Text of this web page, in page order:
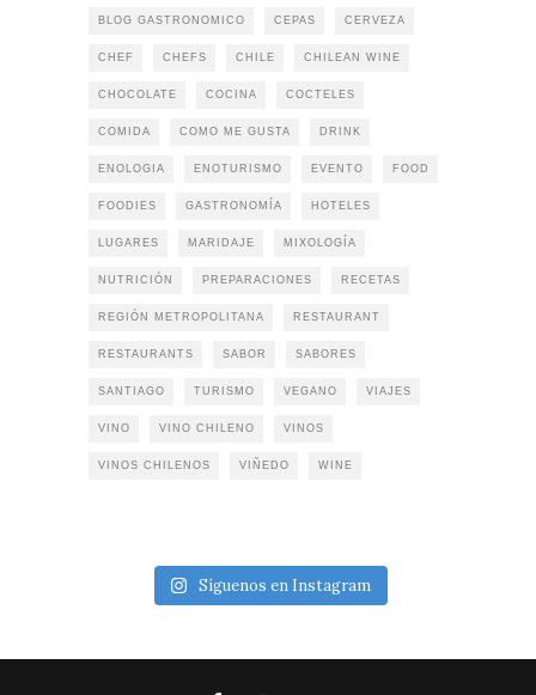
BLOG GASTRONOMICO CEPAS CERVEZA
CHEF CHEFS CHILE CHILEAN WINE
CHOCOLATE COCINA COCTELES
COMIDA COMO ME GUSTA DRINK
ENOLOGIA ENOTURISMO EVENTO FOOD
FOODIES GASTRONOMÍA HOTELES
LUGARES MARIDAJE MIXOLOGÍA
NUTRICIÓN PREPARACIONES RECETAS
REGIÓN METROPOLITANA RESTAURANT
RESTAURANTS SABOR SABORES
SANTIAGO TURISMO VEGANO VIAJES
VINO VINO CHILENO VINOS
VINOS CHILENOS VIÑEDO WINE
Síguenos en Instagram